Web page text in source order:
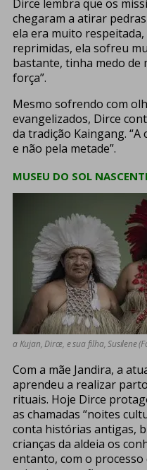
Dirce lembra que os
chegaram a atirar pedras
ela era muito
reprimidas, ela sofreu
bastante, tinha medo de
força”.
Mesmo sofrendo com
evangelizados, Dirce
da tradição Kaingang.
e não pela metade”.
MUSEU DO SOL
a Kujan, Dirce, e sua filha, Susilene
Com a mãe Jandira, a
aprendeu a realizar
rituais. Hoje Dirce
as chamadas “noites
conta histórias antigas,
crianças da aldeia os
entanto, com o processo